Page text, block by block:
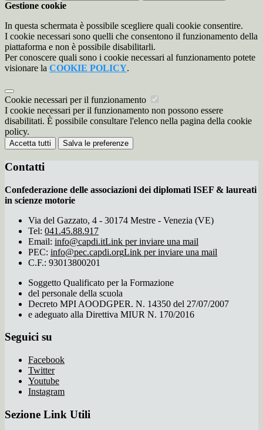
Gestione cookie
In questa schermata è possibile scegliere quali cookie consentire.
I cookie necessari sono quelli che consentono il funzionamento della
piattaforma e non è possibile disabilitarli.
Per conoscere quali sono i cookie necessari al funzionamento potete
visionare la COOKIE POLICY.
Cookie necessari per il funzionamento
I cookie necessari per il funzionamento non possono essere
disabilitati. È possibile consultare l'elenco nella pagina della cookie
policy.
Accetta tutti Salva le preferenze
Contatti
Confederazione delle associazioni dei diplomati ISEF & laureati
in scienze motorie
Via del Gazzato, 4 - 30174 Mestre - Venezia (VE)
Tel: 041.45.88.917
Email: info@capdi.itLink per inviare una mail
PEC: info@pec.capdi.orgLink per inviare una mail
C.F.: 93013800201
Soggetto Qualificato per la Formazione
del personale della scuola
Decreto MPI AOODGPER. N. 14350 del 27/07/2007
e adeguato alla Direttiva MIUR N. 170/2016
Seguici su
Facebook
Twitter
Youtube
Instagram
Sezione Link Utili